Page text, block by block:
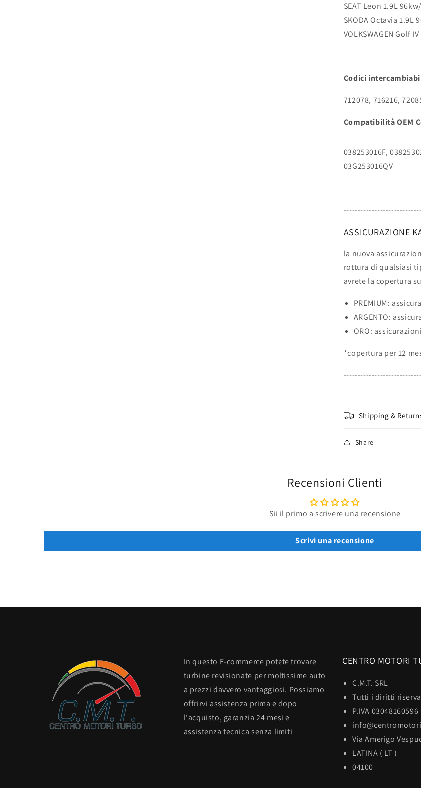
SEAT Leon 1.9L
SKODA Octavia 1.9L
VOLKSWAGEN Golf
Codici
712078, 716216,
Compatibilità OEM
038253016F,
03G253016QV
ASSICURAZIONE
la nuova
rottura di qualsiasi
avrete la copertura
PREMIUM:
ARGENTO:
ORO:
*copertura per 12
Shipping &
Share
Recensioni Clienti
Sii il primo a scrivere una recensione
Scrivi una recensione
In questo E-commerce potete trovare
turbine revisionate per moltissime auto
a prezzi davvero vantaggiosi. Possiamo
offrirvi assistenza prima e dopo
l'acquisto, garanzia 24 mesi e
assistenza tecnica senza limiti
CENTRO MOTORI
C.M.T. SRL
Tutti i diritti
P.IVA 03048160596
Via Amerigo
LATINA ( LT )
04100